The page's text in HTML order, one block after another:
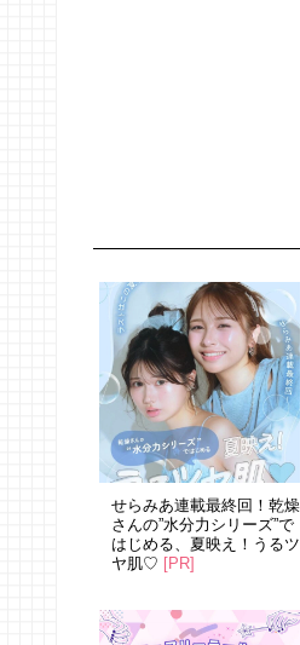
せらみあ連載最終回！乾燥
さんの”水分力シリーズ”で
はじめる、夏映え！うるツ
ヤ肌♡ [PR]